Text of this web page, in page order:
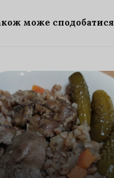
може сподобатися